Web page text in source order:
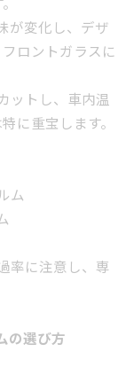
が変化し、デザ
ロントガラスに
ットし、車内温
に重宝します。
ム
率に注意し、専
の選び方